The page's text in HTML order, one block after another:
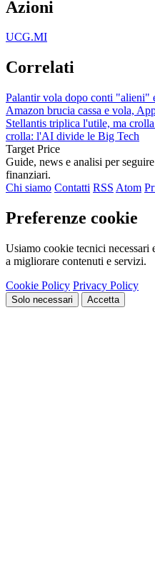
Azioni
UCG.MI
Correlati
Palantir vola dopo conti "alieni"
Amazon brucia cassa e vola,
Stellantis triplica l'utile, ma
crolla: l'AI divide le Big Tech
Target Price
Guide, news e analisi per
finanziari.
Chi siamo Contatti RSS Atom
Preferenze cookie
Usiamo cookie tecnici necessari
a migliorare contenuti e servizi.
Cookie Policy Privacy Policy
Solo necessari Accetta